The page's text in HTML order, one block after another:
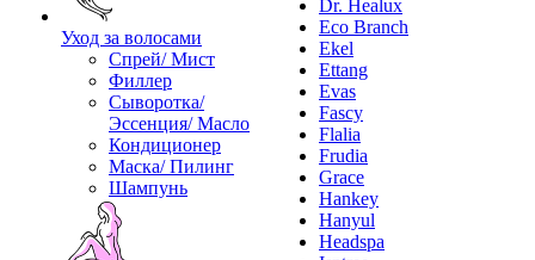
Уход за волосами
Спрей/ Мист
Филлер
Сыворотка/
Эссенция/ Масло
Кондиционер
Маска/ Пилинг
Шампунь
Dr. Healux
Eco Branch
Ekel
Ettang
Evas
Fascy
Flalia
Frudia
Grace
Hankey
Hanyul
Headspa